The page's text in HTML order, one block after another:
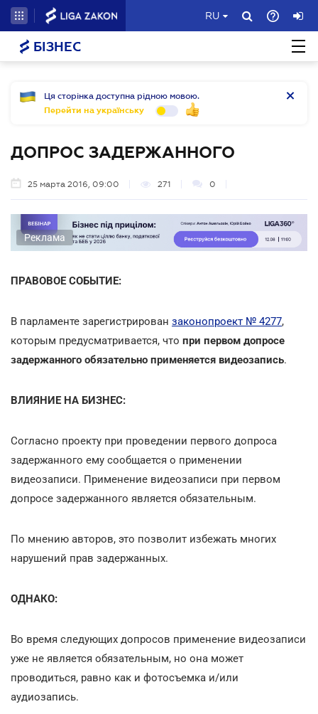
RU
БІЗНЕС
Ця сторінка доступна рідною мовою.
Перейти на українську
ДОПРОС ЗАДЕРЖАННОГО
25 марта 2016, 09:00 271 0
Реклама
ПРАВОВОЕ СОБЫТИЕ:
В парламенте зарегистрирован законопроект № 4277,
которым предусматривается, что при первом допросе
задержанного обязательно применяется видеозапись.
ВЛИЯНИЕ НА БИЗНЕС:
Согласно проекту при проведении первого допроса
задержанного ему сообщается о применении
видеозаписи. Применение видеозаписи при первом
допросе задержанного является обязательным.
По мнению авторов, это позволит избежать многих
нарушений прав задержанных.
ОДНАКО:
Во время следующих допросов применение видеозаписи
уже не является обязательным, но она может
проводиться, равно как и фотосъемка и/или
аудиозапись.